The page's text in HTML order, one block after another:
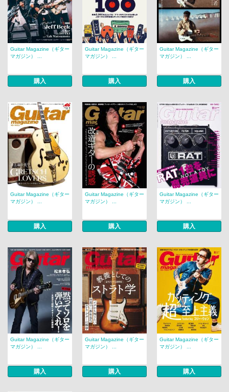
Guitar Magazine（ギター
マガジン） ...
購入
Guitar Magazine（ギター
マガジン） ...
購入
Guitar Magazine（ギター
マガジン） ...
購入
Guitar Magazine（ギター
マガジン） ...
購入
Guitar Magazine（ギター
マガジン） ...
購入
Guitar Magazine（ギター
マガジン） ...
購入
Guitar Magazine（ギター
マガジン） ...
購入
Guitar Magazine（ギター
マガジン） ...
購入
Guitar Magazine（ギター
マガジン） ...
購入